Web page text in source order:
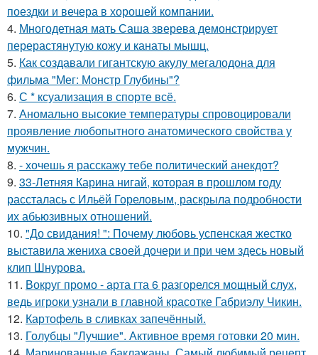
поездки и вечера в хорошей компании.
4. Многодетная мать Саша зверева демонстрирует
перерастянутую кожу и канаты мышц.
5. Как создавали гигантскую акулу мегалодона для
фильма "Мег: Монстр Глубины"?
6. С * ксуализация в спорте всё.
7. Аномально высокие температуры спровоцировали
проявление любопытного анатомического свойства у
мужчин.
8. - хочешь я расскажу тебе политический анекдот?
9. 33-Летняя Карина нигай, которая в прошлом году
рассталась с Ильёй Гореловым, раскрыла подробности
их абьюзивных отношений.
10. "До свидания! ": Почему любовь успенская жестко
выставила жениха своей дочери и при чем здесь новый
клип Шнурова.
11. Вокруг промо - арта гта 6 разгорелся мощный слух,
ведь игроки узнали в главной красотке Габриэлу Чикин.
12. Картофель в сливках запечённый.
13. Голубцы "Лучшие". Активное время готовки 20 мин.